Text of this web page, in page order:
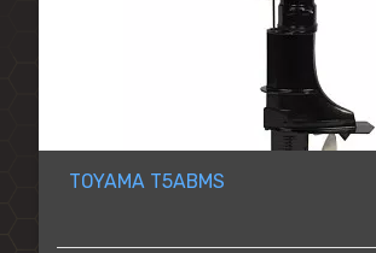
TOYAMA T5ABMS